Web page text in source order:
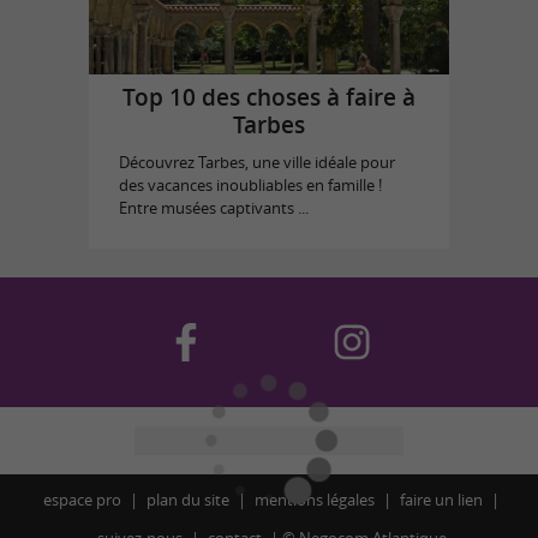
Top 10 des choses à faire à
Tarbes
Découvrez Tarbes, une ville idéale pour
des vacances inoubliables en famille !
Entre musées captivants ...
espace pro plan du site mentions légales
faire un lien